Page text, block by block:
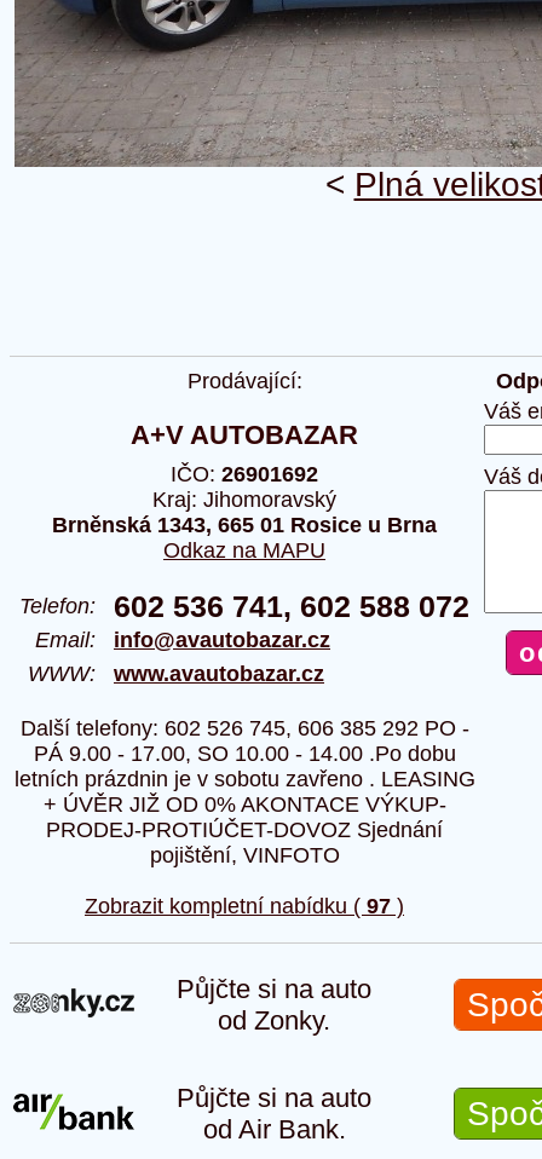
< Plná
Prodávající:
A+V AUTOBAZAR
IČO: 26901692
Kraj: Jihomoravský
Brněnská 1343, 665 01 Rosice u Brna
Odkaz na MAPU
Telefon: 602 536 741, 602 588 072
Email: info@avautobazar.cz
WWW: www.avautobazar.cz
Další telefony: 602 526 745, 606 385 292 PO -
PÁ 9.00 - 17.00, SO 10.00 - 14.00 .Po dobu
letních prázdnin je v sobotu zavřeno . LEASING
+ ÚVĚR JIŽ OD 0% AKONTACE VÝKUP-
PRODEJ-PROTIÚČET-DOVOZ Sjednání
pojištění, VINFOTO
Zobrazit kompletní nabídku ( 97 )
Váš
Váš
Půjčte si na auto
od Zonky.
Půjčte si na auto
od Air Bank.